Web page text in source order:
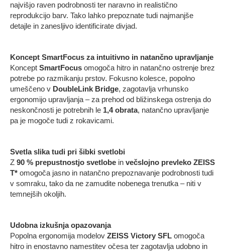
najvišjo raven podrobnosti ter naravno in realistično
reprodukcijo barv. Tako lahko prepoznate tudi najmanjše
detajle in zanesljivo identificirate divjad.
Koncept SmartFocus za intuitivno in natančno upravljanje
Koncept SmartFocus omogoča hitro in natančno ostrenje brez
potrebe po razmikanju prstov. Fokusno kolesce, popolno
umeščeno v DoubleLink Bridge, zagotavlja vrhunsko
ergonomijo upravljanja – za prehod od bližinskega ostrenja do
neskončnosti je potrebnih le 1,4 obrata, natančno upravljanje
pa je mogoče tudi z rokavicami.
Svetla slika tudi pri šibki svetlobi
Z 90 % prepustnostjo svetlobe in večslojno prevleko ZEISS
T* omogoča jasno in natančno prepoznavanje podrobnosti tudi
v somraku, tako da ne zamudite nobenega trenutka – niti v
temnejših okoljih.
Udobna izkušnja opazovanja
Popolna ergonomija modelov ZEISS Victory SFL omogoča
hitro in enostavno namestitev očesa ter zagotavlja udobno in